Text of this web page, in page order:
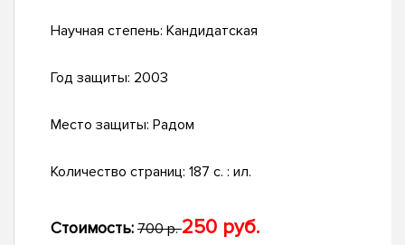
Научная степень: Кандидатская
Год защиты: 2003
Место защиты: Радом
Количество страниц: 187 с. : ил.
Стоимость: 700 р.250 руб.